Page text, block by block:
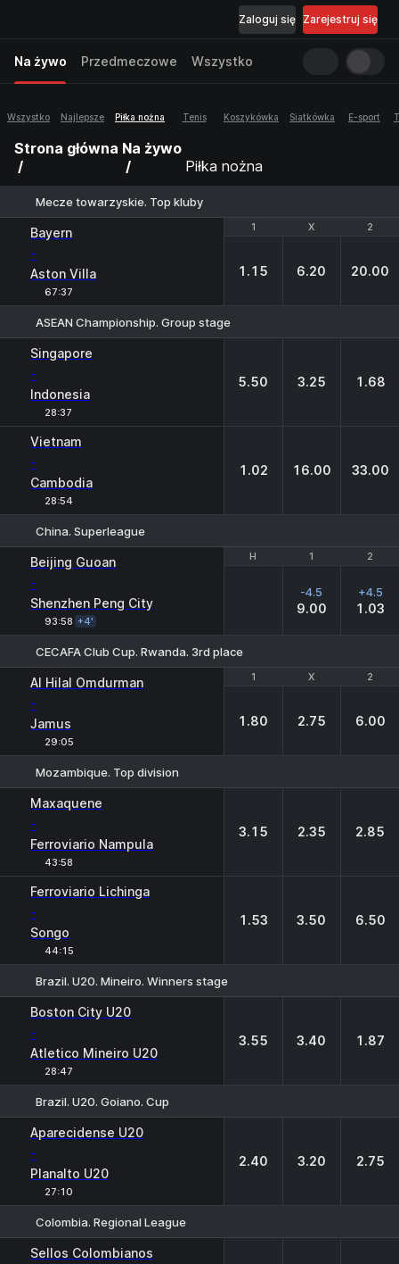
Zarejestruj się
Zaloguj się
Na żywo Przedmeczowe Wszystko
Wszystko Najlepsze Piłka nożna Tenis Koszykówka Siatkówka E-sport
Strona główna Na żywo
Piłka nożna
Mecze towarzyskie. Top kluby
1 X 2
Bayern
-
Aston Villa
67:37
1 X 2
1.15 6.20 20.00
ASEAN Championship. Group stage
Singapore
-
Indonesia
28:37
5.50 3.25 1.68
Vietnam
-
Cambodia
28:54
1.02 16.00 33.00
China. Superleague
H 1 2
Beijing Guoan
-
Shenzhen Peng City
93:58 +4'
H 1 2
-4.5
9.00
+4.5
1.03
CECAFA Club Cup. Rwanda. 3rd place
1 X 2
Al Hilal Omdurman
-
Jamus
29:05
1 X 2
1.80 2.75 6.00
Mozambique. Top division
Maxaquene
-
Ferroviario Nampula
43:58
3.15 2.35 2.85
Ferroviario Lichinga
-
Songo
44:15
1.53 3.50 6.50
Brazil. U20. Mineiro. Winners stage
Boston City U20
-
Atletico Mineiro U20
28:47
3.55 3.40 1.87
Brazil. U20. Goiano. Cup
Aparecidense U20
-
Planalto U20
27:10
2.40 3.20 2.75
Colombia. Regional League
Sellos Colombianos